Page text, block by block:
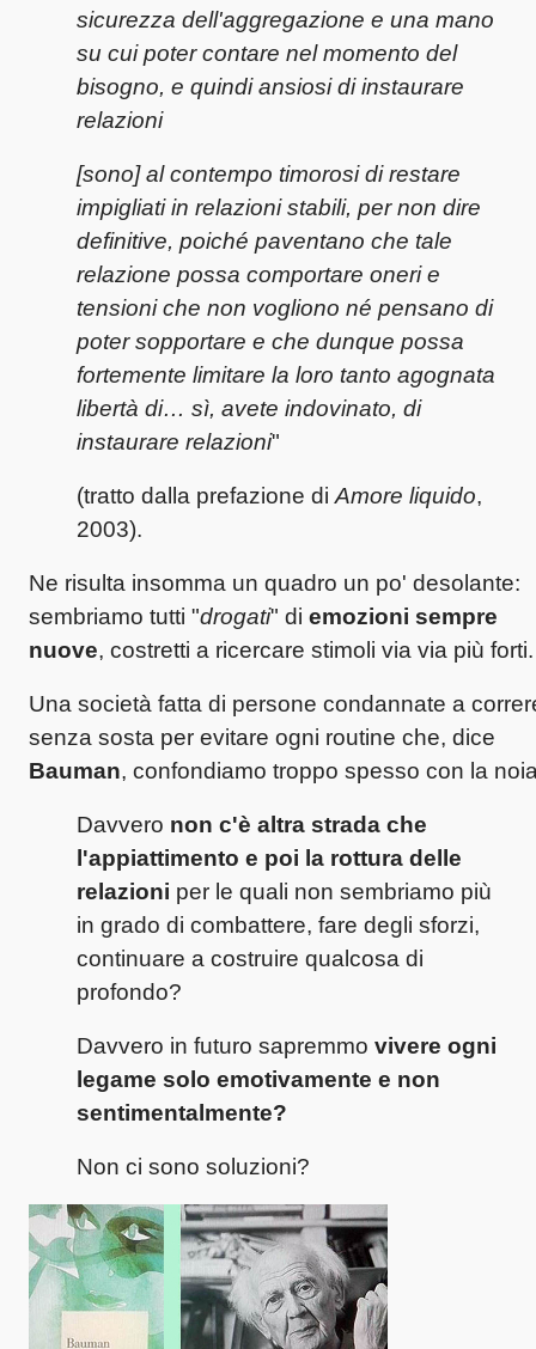
sicurezza dell'aggregazione e una mano
su cui poter contare nel momento del
bisogno, e quindi ansiosi di instaurare
relazioni
[sono] al contempo timorosi di restare
impigliati in relazioni stabili, per non dire
definitive, poiché paventano che tale
relazione possa comportare oneri e
tensioni che non vogliono né pensano di
poter sopportare e che dunque possa
fortemente limitare la loro tanto agognata
libertà di… sì, avete indovinato, di
instaurare relazioni"
(tratto dalla prefazione di Amore liquido,
2003).
Ne risulta insomma un quadro un po' desolante:
sembriamo tutti "drogati" di emozioni sempre
nuove, costretti a ricercare stimoli via via più forti.
Una società fatta di persone condannate a
senza sosta per evitare ogni routine che, dice
Bauman, confondiamo troppo spesso con la
Davvero non c'è altra strada che
l'appiattimento e poi la rottura delle
relazioni per le quali non sembriamo più
in grado di combattere, fare degli sforzi,
continuare a costruire qualcosa di
profondo?
Davvero in futuro sapremmo vivere ogni
legame solo emotivamente e non
sentimentalmente?
Non ci sono soluzioni?